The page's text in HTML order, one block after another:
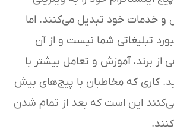
خدمات خود تبدیل می‌کنند. اما
تبلیغاتی شما نیست و از آن
از برند، آموزش و تعامل بیشتر با
کاری که مخاطبان با پیج‌های بیش
می‌کنند این است که بعد از تمام شدن